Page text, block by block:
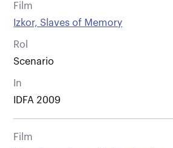
Film
Izkor, Slaves of Memory
Rol
Scenario
In
IDFA 2009
Film